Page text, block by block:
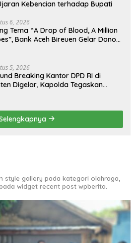
Kebencian terhadap Bupati
6, 2026
Tema “A Drop of Blood, A Million
Bank Aceh Bireuen Gelar Donor
5, 2026
Breaking Kantor DPD RI di
Digelar, Kapolda Tegaskan
style gallery pada kategori olahraga,
widget recent post wpberita.